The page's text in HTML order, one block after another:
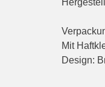
Mit
Design: